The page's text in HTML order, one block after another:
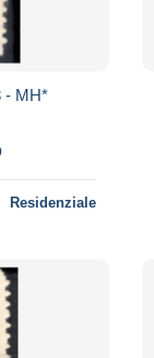
- MH*
Residenziale